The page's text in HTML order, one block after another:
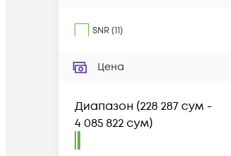
SNR (11)
Цена
Диапазон (228 287 сум -
4 085 822 сум)